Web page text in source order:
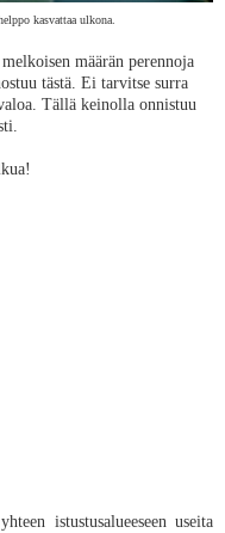
kasvattaa ulkona.
määrän perennoja
tästä. Ei tarvitse surra
Tällä keinolla onnistuu
istustusalueeseen useita